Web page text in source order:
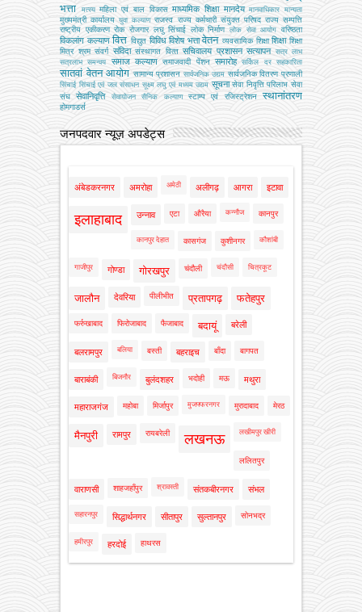
भत्ता
मत्‍स्‍य महिला एवं बाल विकास माध्यमिक शिक्षा मानदेय मानवाधिकार मान्यता
मुख्‍यमंत्री कार्यालय युवा कल्याण राजस्व राज्य कर्मचारी संयुक्त परिषद राज्य सम्पत्ति
राष्ट्रीय एकीकरण रोक रोजगार लघु सिंचाई लोक निर्माण लोक सेवा आयोग वरिष्ठता
विकलांग कल्याण वित्त विद्युत विविध विशेष भत्ता वेतन व्‍यवसायिक शिक्षा शिक्षा शिक्षा
मित्र श्रम संवर्ग संविदा संस्‍थागत वित्‍त सचिवालय प्रशासन सत्यापन सत्र लाभ
सत्रलाभ
समन्वय समाज कल्याण समाजवादी पेंशन समारोह सर्किल दर सहकारिता
सातवां वेतन आयोग सामान्य प्रशासन सार्वजनिक उद्यम सार्वजनिक वितरण प्रणाली
सिंचाई सिंचाई एवं जल संसाधन सूक्ष्म लघु एवं मध्यम उद्यम सूचना सेवा निवृत्ति परिलाभ सेवा
संघ
सेवानिवृत्ति सेवायोजन सैनिक कल्‍याण स्टाम्प एवं रजिस्ट्रेशन स्थानांतरण
होमगाडर्स
जनपदवार न्यूज़ अपडेट्स
अंबेडकरनगर अमरोहा अमेठी अलीगढ़ आगरा इटावा
इलाहाबाद उन्नाव एटा औरैया कन्नौज कानपुर
कानपुर देहात कासगंज कुशीनगर कौशांबी
गाजीपुर गोण्डा गोरखपुर चंदौली चंदौसी चित्रकूट
जालौन देवरिया पीलीभीत प्रतापगढ़ फतेहपुर
फर्रुखाबाद फिरोजाबाद फैजाबाद बदायूं बरेली
बलरामपुर बलिया बस्ती बहराइच बाँदा बागपत
बाराबंकी बिजनौर बुलंदशहर भदोही मऊ मथुरा
महाराजगंज महोबा मिर्जापुर मुजफ्फरनगर मुरादाबाद मेरठ
मैनपुरी रामपुर रायबरेली लखनऊ लखीमपुर खीरी
ललितपुर
वाराणसी शाहजहाँपुर श्रावस्ती संतकबीरनगर संभल
सहारनपुर सिद्धार्थनगर सीतापुर सुल्तानपुर सोनभद्र
हमीरपुर हरदोई हाथरस